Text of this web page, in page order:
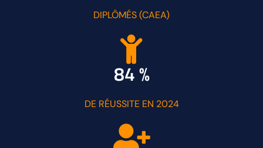
DIPLÔMÉS (CAEA)
84 %
DE RÉUSSITE EN 2024